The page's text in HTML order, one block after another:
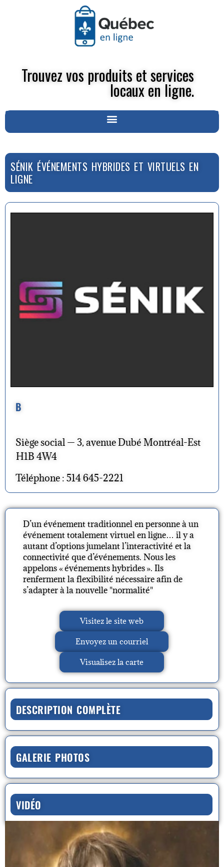
Trouvez vos produits et services
locaux en ligne.
SÉNIK ÉVÉNEMENTS HYBRIDES ET VIRTUELS EN
LIGNE
B
Siège social — 3, avenue Dubé Montréal-Est
H1B 4W4
Téléphone : 514 645-2221
D’un événement traditionnel en personne à un
événement totalement virtuel en ligne… il y a
autant d’options jumelant l’interactivité et la
connectivité que d’événements. Nous les
appelons « événements hybrides ». Ils
renferment la flexibilité nécessaire afin de
s’adapter à la nouvelle "normalité"
Visitez le site web
Envoyez un courriel
Visualisez la carte
DESCRIPTION COMPLÈTE
GALERIE PHOTOS
VIDÉO